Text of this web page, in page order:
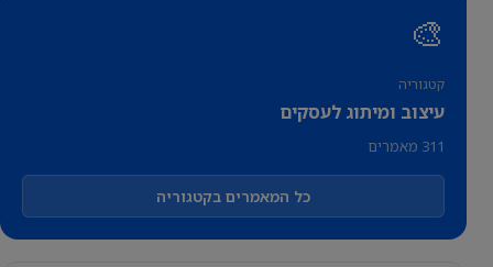
🎨
קטגוריה
עיצוב ומיתוג לעסקים
311 מאמרים
כל המאמרים בקטגוריה